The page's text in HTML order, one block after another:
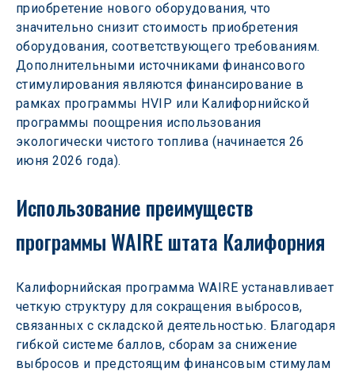
приобретение нового оборудования, что
значительно снизит стоимость приобретения
оборудования, соответствующего требованиям.
Дополнительными источниками финансового
стимулирования являются финансирование в
рамках программы HVIP или Калифорнийской
программы поощрения использования
экологически чистого топлива (начинается 26
июня 2026 года).
Использование преимуществ
программы WAIRE штата Калифорния
Калифорнийская программа WAIRE устанавливает
четкую структуру для сокращения выбросов,
связанных с складской деятельностью. Благодаря
гибкой системе баллов, сборам за снижение
выбросов и предстоящим финансовым стимулам